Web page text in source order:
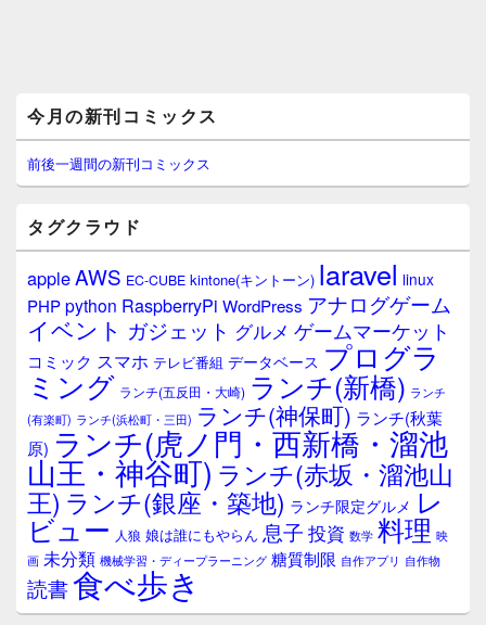
イ
ン
サ
イ
ウ
ィ
ジ
ェ
ア
今月の新刊コミックス
前後一週間の新刊コミックス
タグクラウド
appleAWS EC-CUBE kintone(キントーン) laravel linux
PHPpython RaspberryPi WordPress アナログゲーム
イベント ガジェット グルメ ゲームマーケット
コミック スマホ テレビ番組 データベース プログラ
ミング ランチ(五反田・大崎) ランチ(新橋) ランチ
(有楽町) ランチ(浜松町・三田) ランチ(神保町) ランチ(秋葉
原) ランチ(虎ノ門・西新橋・溜池
山王・神谷町) ランチ(赤坂・溜池山
王) ランチ(銀座・築地) ランチ限定グルメ レ
ビュー 人狼 娘は誰にもやらん 息子 投資 数学 料理 映
画 未分類 機械学習・ディープラーニング 糖質制限 自作アプリ 自作物
読書食べ歩き